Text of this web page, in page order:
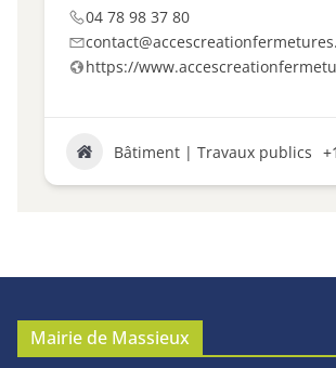
04 78 98 37 80
https://
Bâtiment | Travaux publics
Mairie de Massieux